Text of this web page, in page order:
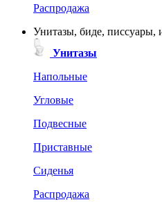
Распродажа
Унитазы, биде, писсуары,
Унитазы
Напольные
Угловые
Подвесные
Приставные
Сиденья
Распродажа